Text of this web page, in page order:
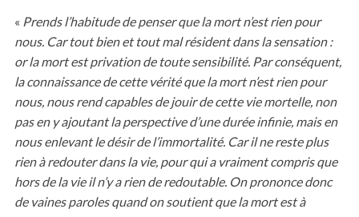
« Prends l’habitude de penser que la mort n’est rien pour
nous. Car tout bien et tout mal résident dans la sensation :
or la mort est privation de toute sensibilité. Par conséquent,
la connaissance de cette vérité que la mort n’est rien pour
nous, nous rend capables de jouir de cette vie mortelle, non
pas en y ajoutant la perspective d’une durée infinie, mais en
nous enlevant le désir de l’immortalité. Car il ne reste plus
rien à redouter dans la vie, pour qui a vraiment compris que
hors de la vie il n’y a rien de redoutable. On prononce donc
de vaines paroles quand on soutient que la mort est à